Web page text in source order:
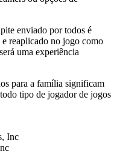
enviado por todos é
reaplicado no jogo como
uma experiência
para a família significam
tipo de jogador de jogos
Inc